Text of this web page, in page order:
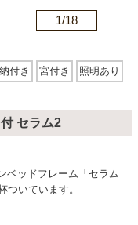
1/18
付き 宮付き 照明あり
セラム2
ベッドフレーム「セラム
ついています。